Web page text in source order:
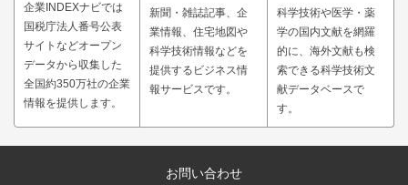
企業INDEXナビでは
国税庁法人番号公表
サイトなどオープン
データから収集した
全国約350万社の企業
情報を提供します。
新聞・雑誌記事、企
業情報、住宅地図や
科学技術情報などを
提供するビジネス情
報サービスです。
科学技術や医学・薬
学の国内文献を網羅
的に、海外文献も検
索できる科学技術文
献データベースで
す。
お問い合わせ